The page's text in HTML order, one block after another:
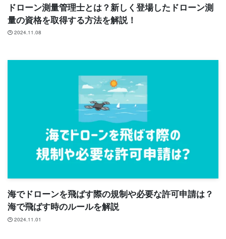
ドローン測量管理士とは？新しく登場したドローン測
量の資格を取得する方法を解説！
2024.11.08
海でドローンを飛ばす際の規制や必要な許可申請は？
海で飛ばす時のルールを解説
2024.11.01